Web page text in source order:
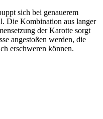
sich bei genauerem
Die Kombination aus langer
der Karotte sorgt
angestoßen werden, die
erschweren können.